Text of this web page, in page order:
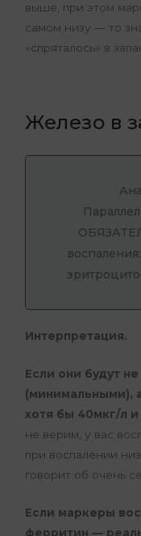
выше, при этом
самом низу — то
«спряталось» в
Железо в
Интерпретация.
Если они будут
(минимальными),
хотя бы 40мкг/л
не верим, у вас
при воспалении
говорит об очень
Если маркеры
ферритин —